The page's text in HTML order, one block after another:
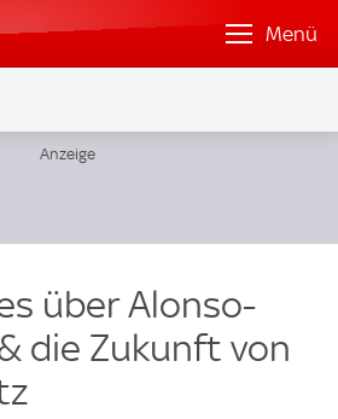
Menü
über Alonso-
die Zukunft von